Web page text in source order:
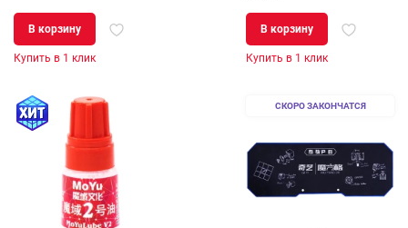
В корзину
Купить в 1 клик
В корзину
Купить в 1 клик
СКОРО ЗАКОНЧАТСЯ